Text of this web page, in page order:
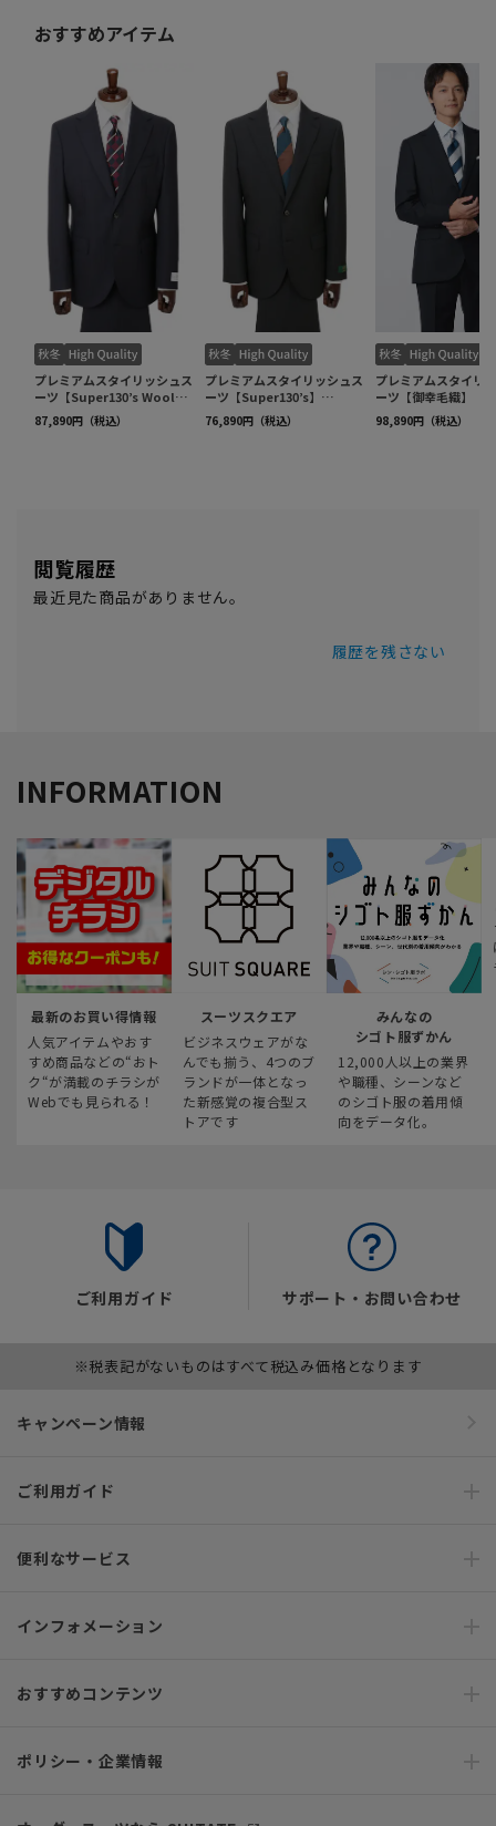
閲覧履歴
最近見た商品がありません。
履歴を残さない
INFORMATION
最新のお買い得情報
人気アイテムやおす
すめ商品などの“おト
ク“が満載のチラシが
Webでも見られる！
スーツスクエア
ビジネスウェアがな
んでも揃う、4つのブ
ランドが一体となっ
た新感覚の複合型ス
トアです
みんなの
シゴト服ずかん
12,000人以上の業界
や職種、シーンなど
のシゴト服の着用傾
向をデータ化。
ご利用ガイド サポート・お問い合わせ
※税表記がないものはすべて税込み価格となります
キャンペーン情報
ご利用ガイド
便利なサービス
インフォメーション
おすすめコンテンツ
ポリシー・企業情報